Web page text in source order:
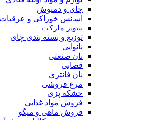
چای و دمنوش
اسانس خوراکی و
سوپر مارکت
توزیع و بسته بندی چای
نانوایی
نان صنعتی
قصابی
نان فانتزی
مرغ فروشی
خشکه پزی
فروش مواد غذایی
فروش ماهی و میگو